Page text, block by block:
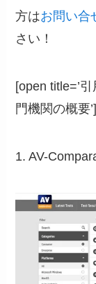
方はお問い合
さい！
[open title=’
門機関の概要’]
1. AV-